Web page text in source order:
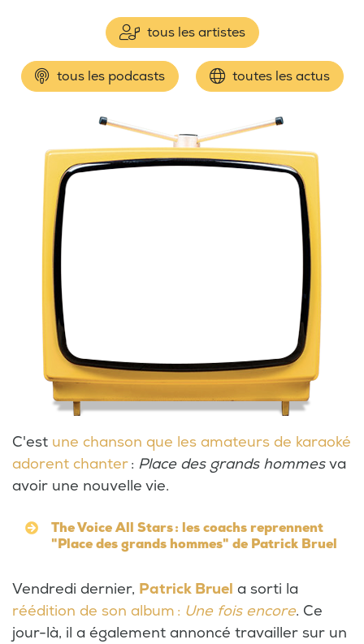
tous les artistes
tous les podcasts toutes les actus
C'est une chanson que les amateurs de karaoké
adorent chanter: Place des grands hommesva
avoir une nouvelle vie.
The Voice All Stars : les coachs reprennent
"Place des grands hommes" de Patrick Bruel
Vendredi dernier, Patrick Bruel a sorti la
réédition de son album : Une fois encore. Ce
jour-là, il a également annoncé travailler sur un